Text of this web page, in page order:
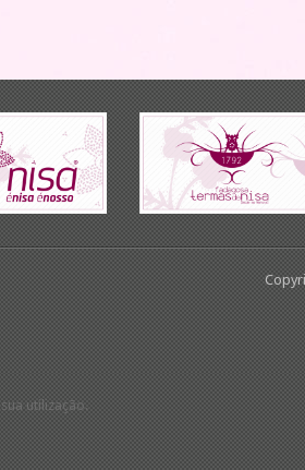
utilização.